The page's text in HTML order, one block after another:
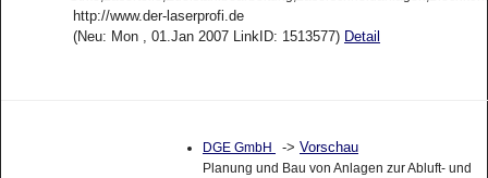
http://www.der-laserprofi.de
(Neu: Mon , 01.Jan 2007 LinkID: 1513577) Detail
DGE GmbH -> Vorschau
Planung und Bau von Anlagen zur Abluft- und